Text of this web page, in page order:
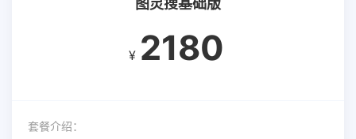
图灵搜基础版
¥ 2180
套餐介绍：